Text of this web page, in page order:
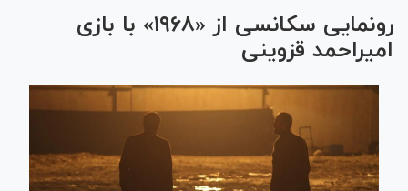
رونمایی سکانسی از «۱۹۶۸» با بازی
امیراحمد قزوینی